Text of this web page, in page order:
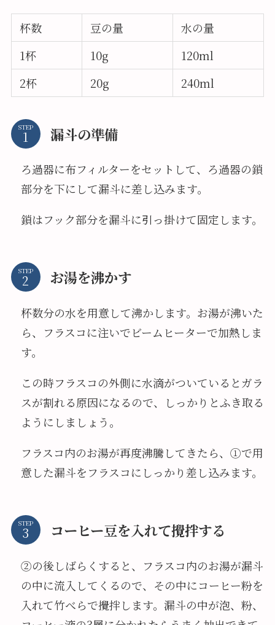
杯数 豆の量
水の量
1杯
10g
120ml
2杯
20g 240ml
STEP 漏斗の準備
ろ過器に布フィルターをセットして、ろ過器の鎖
部分を下にして漏斗に差し込みます。
鎖はフック部分を漏斗に引っ掛けて固定します。
STEP お湯を沸かす
杯数分の水を用意して沸かします。お湯が沸いた
ら、フラスコに注いでビームヒーターで加熱しま
す。
この時フラスコの外側に水滴がついているとガラ
スが割れる原因になるので、しっかりとふき取る
ようにしましょう。
フラスコ内のお湯が再度沸騰してきたら、①で用
意した漏斗をフラスコにしっかり差し込みます。
STEP コーヒー豆を入れて攪拌する
②の後しばらくすると、フラスコ内のお湯が漏斗
の中に流入してくるので、その中にコーヒー粉を
入れて竹べらで攪拌します。漏斗の中が泡、粉、